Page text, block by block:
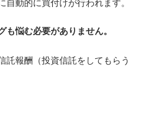
も悩む必要がありません。
託報酬（投資信託をしてもらう